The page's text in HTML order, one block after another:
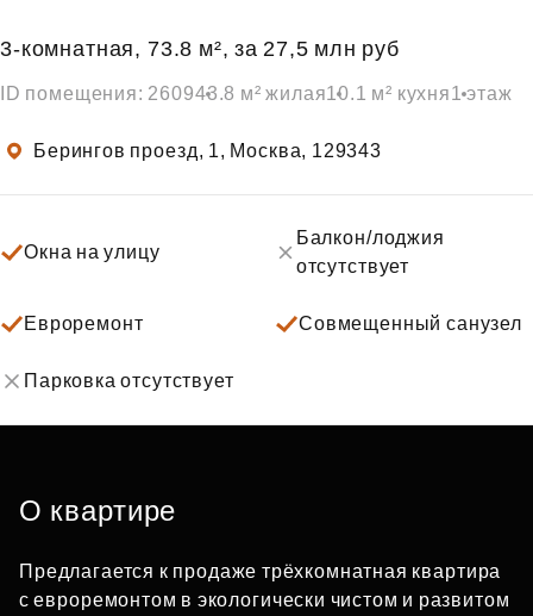
3‑комнатная, 73.8 м², за 27,5 млн руб
ID помещения: 260943.8 м² жилая10.1 м² кухня1 этаж
Берингов проезд, 1, Москва, 129343
Окна на улицу
Балкон/лоджия
отсутствует
Евроремонт Совмещенный санузел
Парковка отсутствует
О квартире
Предлагается к продаже трёхкомнатная квартира
с евроремонтом в экологически чистом и развитом